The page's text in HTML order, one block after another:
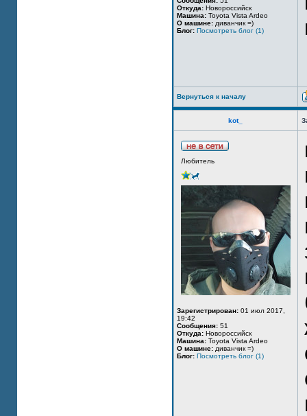
Откуда: Новороссийск
Машина: Toyota Vista Ardeo
О машине: диванчик =)
Блог: Посмотреть блог (1)
Вернуться к началу
kot_
Любитель
Зарегистрирован: 01 июл 2017,
19:42
Сообщения: 51
Откуда: Новороссийск
Машина: Toyota Vista Ardeo
О машине: диванчик =)
Блог: Посмотреть блог (1)